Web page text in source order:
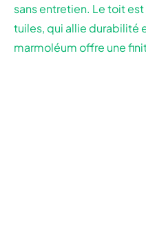
sans entretien. Le toit
tuiles, qui allie durabilité
marmoléum offre une